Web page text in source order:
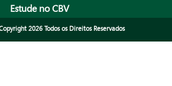
Estude no CBV
2026 Todos os Direitos Reservados